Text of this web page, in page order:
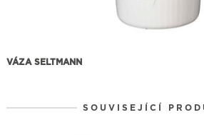
VÁZA SELTMANN
SOUVISEJÍCÍ